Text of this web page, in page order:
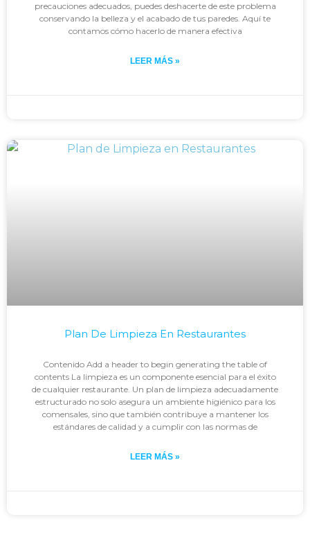
precauciones adecuados, puedes deshacerte de este problema
conservando la belleza y el acabado de tus paredes. Aquí te
contamos cómo hacerlo de manera efectiva
LEER MÁS »
Plan De Limpieza En Restaurantes
Contenido Add a header to begin generating the table of
contents La limpieza es un componente esencial para el éxito
de cualquier restaurante. Un plan de limpieza adecuadamente
estructurado no solo asegura un ambiente higiénico para los
comensales, sino que también contribuye a mantener los
estándares de calidad y a cumplir con las normas de
LEER MÁS »